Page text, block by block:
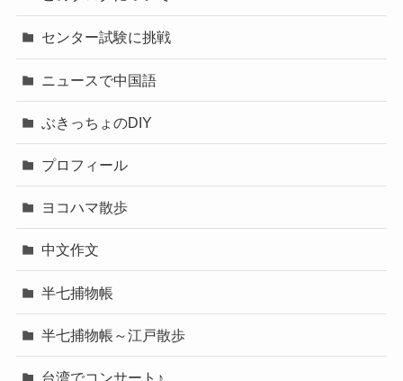
センター試験に挑戦
ニュースで中国語
ぶきっちょのDIY
プロフィール
ヨコハマ散歩
中文作文
半七捕物帳
半七捕物帳～江戸散歩
台湾でコンサート♪